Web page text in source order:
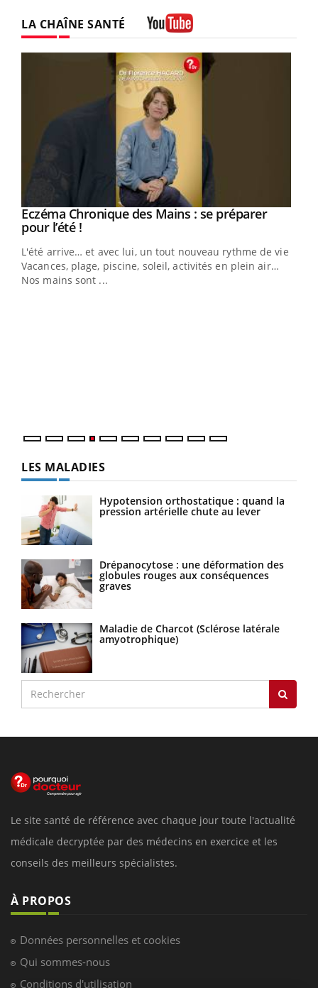
LA CHAÎNE SANTÉ
Youtube
Eczéma Chronique des Mains : se préparer
pour l’été !Youtube
L'été arrive… et avec lui, un tout nouveau rythme de vie !
Vacances, plage, piscine, soleil, activités en plein air…
Nos mains sont ...
LES MALADIES
Hypotension orthostatique : quand la
pression artérielle chute au lever
Drépanocytose : une déformation des
globules rouges aux conséquences
graves
Maladie de Charcot (Sclérose latérale
amyotrophique)
Le site santé de référence avec chaque jour toute l'actualité
médicale decryptée par des médecins en exercice et les
conseils des meilleurs spécialistes.
À PROPOS
Données personnelles et cookies
Qui sommes-nous
Conditions d'utilisation